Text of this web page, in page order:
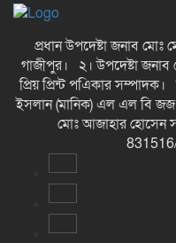
প্রধান উপদেষ্টা জনাব
গাজীপুর। ২। উপদেষ্টা জনাব
প্রিয় প্রিন্ট পএিকার
ইসলান (মানিক) এল এল বি জজ
মোঃ আজাহার হোসেন